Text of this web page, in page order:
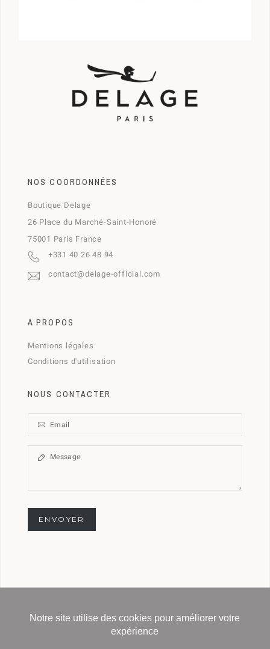
NOS COORDONNÉES
Boutique Delage
26 Place du Marché-Saint-Honoré
75001 Paris France
+331 40 26 48 94
contact@delage-official.com
A PROPOS
Mentions légales
Conditions d'utilisation
NOUS CONTACTER
ENVOYER
Copyright © 2020 Delage-official - All Rights
Reserved -Powered by : HB Paris
Notre site utilise des cookies pour améliorer votre
expérience